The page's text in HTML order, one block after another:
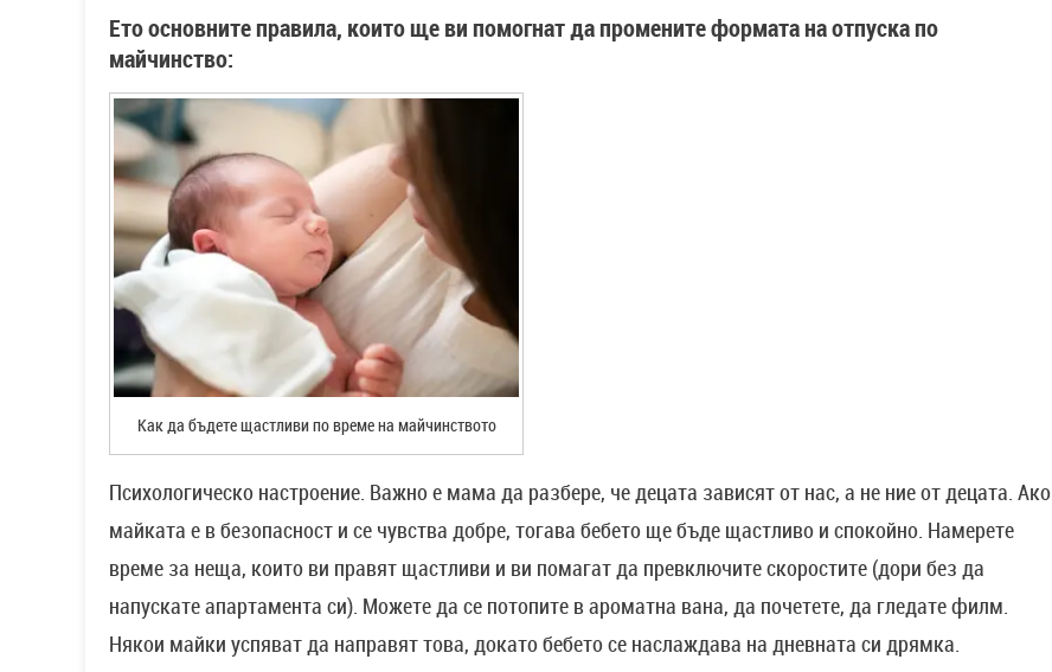
Ето основните правила, които ще ви помогнат да промените формата на отпуска по
майчинство:
Как да бъдете щастливи по време на майчинството
Психологическо настроение. Важно е мама да разбере, че децата зависят от нас, а не ние от децата. Ако
майката е в безопасност и се чувства добре, тогава бебето ще бъде щастливо и спокойно. Намерете
време за неща, които ви правят щастливи и ви помагат да превключите скоростите (дори без да
напускате апартамента си). Можете да се потопите в ароматна вана, да почетете, да гледате филм.
Някои майки успяват да направят това, докато бебето се наслаждава на дневната си дрямка.